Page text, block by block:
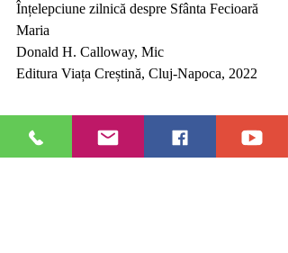
Înțelepciune zilnică despre Sfânta Fecioară
Maria
Donald H. Calloway, Mic
Editura Viața Creștină, Cluj-Napoca, 2022